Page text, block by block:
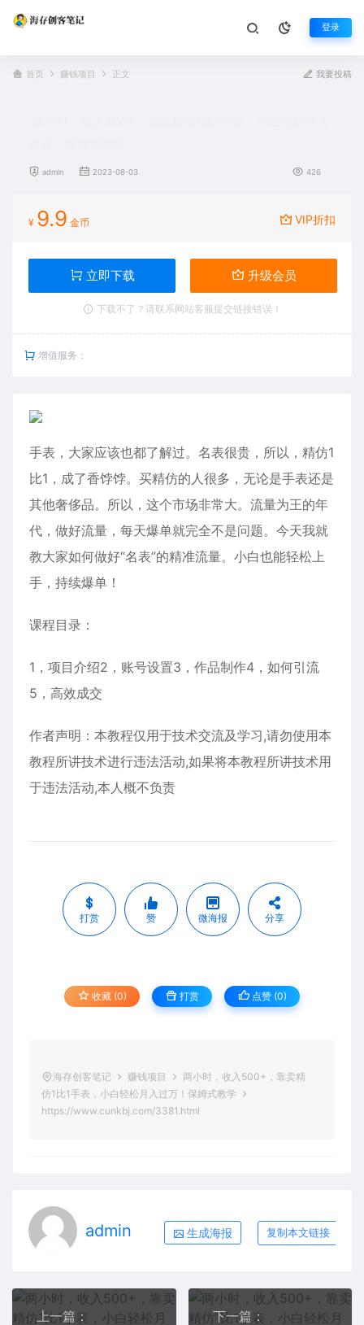
登录
首页 赚钱项目 正文 我要投稿
admin 2023-08-03 426
¥ 9.9 金币 VIP折扣
立即下载 升级会员
下载不了？请联系网站客服提交链接错误！
增值服务：
手表，大家应该也都了解过。名表很贵，所以，精仿1
比1，成了香饽饽。买精仿的人很多，无论是手表还是
其他奢侈品。所以，这个市场非常大。流量为王的年
代，做好流量，每天爆单就完全不是问题。今天我就
教大家如何做好“名表”的精准流量。小白也能轻松上
手，持续爆单！
课程目录：
1，项目介绍2，账号设置3，作品制作4，如何引流
5，高效成交
作者声明：本教程仅用于技术交流及学习,请勿使用本
教程所讲技术进行违法活动,如果将本教程所讲技术用
于违法活动,本人概不负责
打赏 赞 微海报 分享
收藏 (0) 打赏 点赞 (0)
海存创客笔记 赚钱项目
两小时，收入500+，靠卖精
仿1比1手表，小白轻松月入过万！保姆式教学
https://www.cunkbj.com/3381.html
admin 生成海报 复制本文链接
上一篇：
下一篇：